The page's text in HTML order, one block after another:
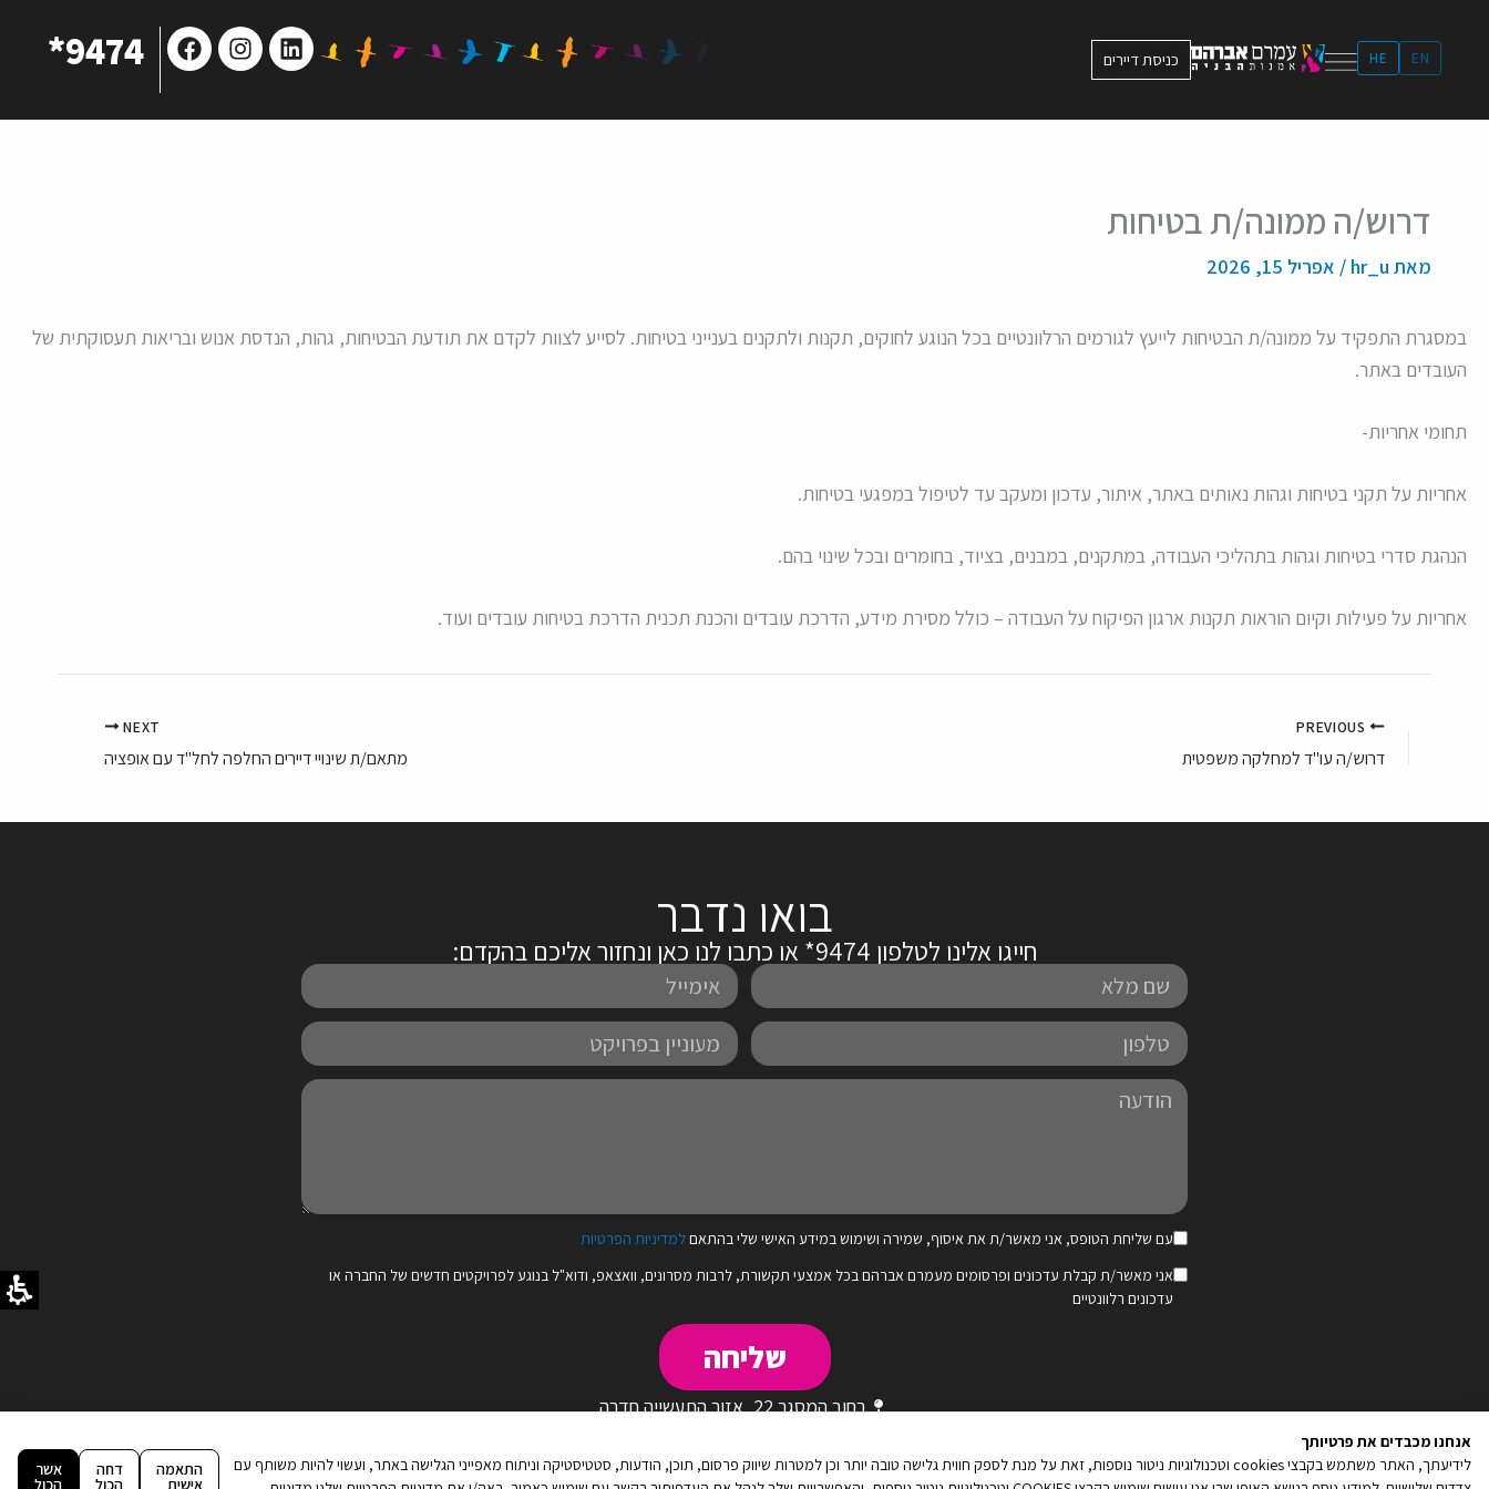
כניסת דיירים EN
HE
9474* Linkedin
Instagram
Facebook
דרוש/ה ממונה/ת בטיחות
מאת hr_u
/ אפריל 15, 2026
במסגרת התפקיד על ממונה/ת הבטיחות לייעץ לגורמים הרלוונטיים בכל הנוגע לחוקים, תקנות ולתקנים בענייני בטיחות. לסייע לצוות לקדם את תודעת הבטיחות, גהות, הנדסת אנוש ובריאות תעסוקתית של
העובדים באתר.
תחומי אחריות-
אחריות על תקני בטיחות וגהות נאותים באתר, איתור, עדכון ומעקב עד לטיפול במפגעי בטיחות.
הנהגת סדרי בטיחות וגהות בתהליכי העבודה, במתקנים, במבנים, בציוד, בחומרים ובכל שינוי בהם.
אחריות על פעילות וקיום הוראות תקנות ארגון הפיקוח על העבודה – כולל מסירת מידע, הדרכת עובדים והכנת תכנית הדרכת בטיחות עובדים ועוד.
דרוש/ה עו"ד למחלקה משפטית
NEXT
מתאם/ת שינויי דיירים החלפה לחל"ד עם אופציה
בואו נדבר
חייגו אלינו לטלפון 9474* או כתבו לנו כאן ונחזור אליכם בהקדם:
שם
מלא
אימייל
טלפון
מעוניין
בפרויקט
הודעה
עם שליחת הטופס, אני מאשר/ת את איסוף, שמירה ושימוש במידע האישי שלי בהתאםלמדיניות הפרטיות
אני מאשר/ת קבלת עדכונים ופרסומים מעמרם אברהם בכל אמצעי תקשורת, לרבות מסרונים, וואצאפ, ודוא"ל בנוגע לפרויקטים חדשים של החברה או
עדכונים רלוונטיים
שליחה
רחוב המסגר 22, אזור התעשייה חדרה
u
t
n
k
s
t
c
e מולטינט - בנייה וקידום אתרים|מדיניות פרטיות|הצהרת נגישות
אנחנו מכבדים את פרטיותך
לידיעתך, האתר משתמש בקבצי cookies וטכנולוגיות ניטור נוספות, זאת על מנת לספק חווית גלישה טובה יותר וכן למטרות שיווק פרסום, תוכן, הודעות, סטטיסטיקה וניתוח מאפייני הגלישה באתר, ועשוי להיות משותף עם
התאמה
אישית
דחה
הכול
אשר
הכול